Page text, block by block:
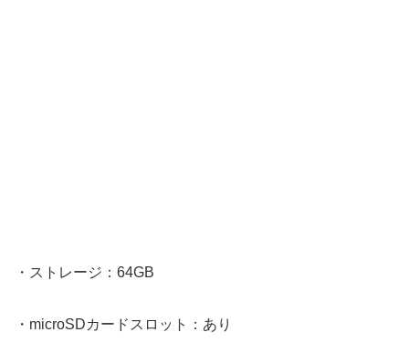
・ストレージ：64GB
・microSDカードスロット：あり